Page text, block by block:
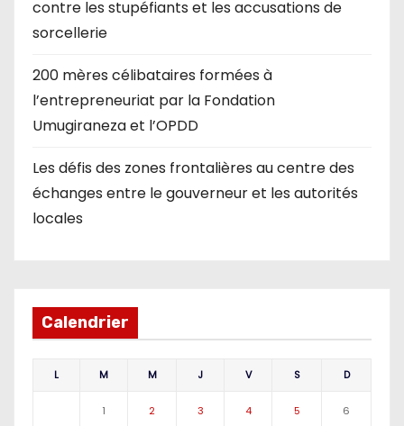
contre les stupéfiants et les accusations de
sorcellerie
200 mères célibataires formées à
l’entrepreneuriat par la Fondation
Umugiraneza et l’OPDD
Les défis des zones frontalières au centre des
échanges entre le gouverneur et les autorités
locales
Calendrier
L M M J V S D
1 2 3 4 5 6